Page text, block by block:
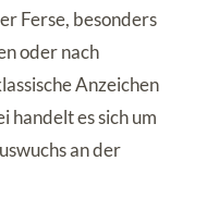
Ferse, besonders
oder nach
Anzeichen
handelt es sich um
an der